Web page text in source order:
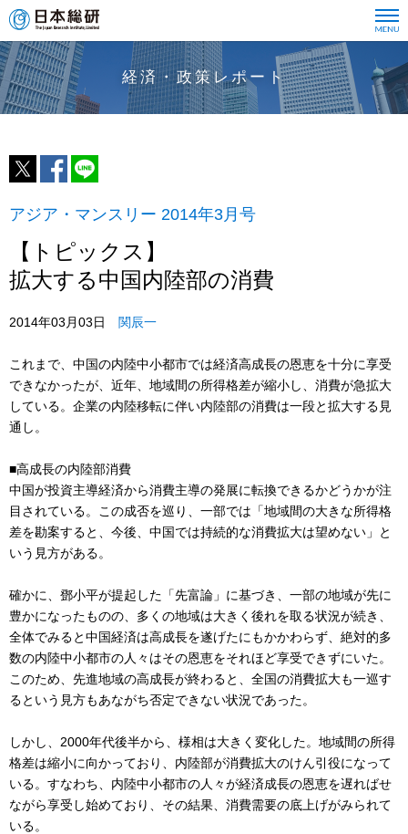
経済・政策レポート
アジア・マンスリー 2014年3月号
【トピックス】
拡大する中国内陸部の消費
2014年03月03日 関辰一
これまで、中国の内陸中小都市では経済高成長の恩恵を十分に享受
できなかったが、近年、地域間の所得格差が縮小し、消費が急拡大
している。企業の内陸移転に伴い内陸部の消費は一段と拡大する見
通し。
■高成長の内陸部消費
中国が投資主導経済から消費主導の発展に転換できるかどうかが注
目されている。この成否を巡り、一部では「地域間の大きな所得格
差を勘案すると、今後、中国では持続的な消費拡大は望めない」と
いう見方がある。
確かに、鄧小平が提起した「先富論」に基づき、一部の地域が先に
豊かになったものの、多くの地域は大きく後れを取る状況が続き、
全体でみると中国経済は高成長を遂げたにもかかわらず、絶対的多
数の内陸中小都市の人々はその恩恵をそれほど享受できずにいた。
このため、先進地域の高成長が終わると、全国の消費拡大も一巡す
るという見方もあながち否定できない状況であった。
しかし、2000年代後半から、様相は大きく変化した。地域間の所得
格差は縮小に向かっており、内陸部が消費拡大のけん引役になって
いる。すなわち、内陸中小都市の人々が経済成長の恩恵を遅ればせ
ながら享受し始めており、その結果、消費需要の底上げがみられて
いる。